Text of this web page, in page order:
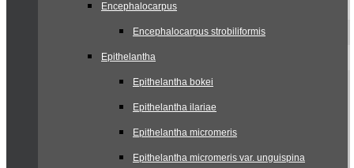
Encephalocarpus
Encephalocarpus strobiliformis
Epithelantha
Epithelantha bokei
Epithelantha ilariae
Epithelantha micromeris
Epithelantha micromeris var. unguispina